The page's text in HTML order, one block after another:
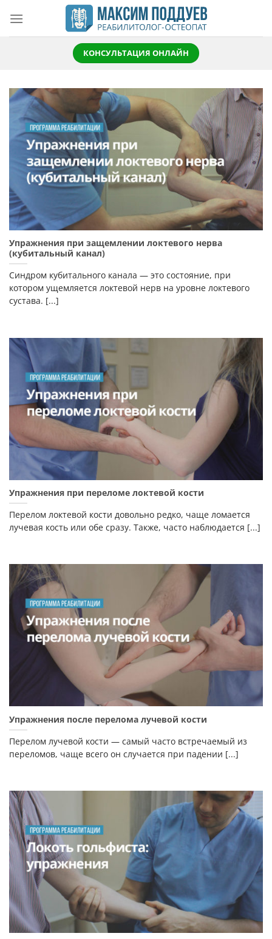
content
КОНСУЛЬТАЦИЯ ОНЛАЙН
Упражнения при защемлении локтевого нерва
(кубитальный канал)
Синдром кубитального канала — это состояние, при
котором ущемляется локтевой нерв на уровне локтевого
сустава. [...]
Упражнения при переломе локтевой кости
Перелом локтевой кости довольно редко, чаще ломается
лучевая кость или обе сразу. Также, часто наблюдается [...]
Упражнения после перелома лучевой кости
Перелом лучевой кости — самый часто встречаемый из
переломов, чаще всего он случается при падении [...]